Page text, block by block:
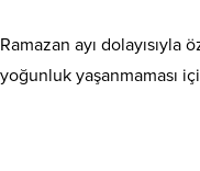
Ramazan ayı dolayısıyla
yoğunluk yaşanmaması